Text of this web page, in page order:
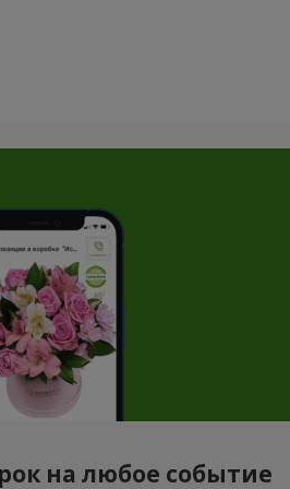
на любое событие